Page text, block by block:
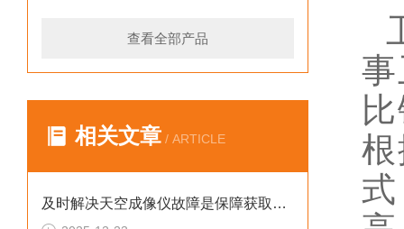
查看全部产品
相关文章 / ARTICLE
及时解决天空成像仪故障是保障获取高可靠性天空数据的核心